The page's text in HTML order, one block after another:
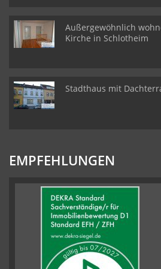
Außergewöhnlich
Kirche in Schlotheim
Stadthaus mit
EMPFEHLUNGEN